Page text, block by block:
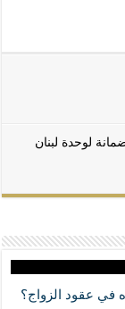
لوحدة لبنان
في عقود الزواج؟